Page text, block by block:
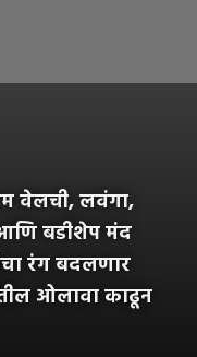
वेलची, लवंगा,
बडीशेप मंद
रंग बदलणार
ओलावा काढून